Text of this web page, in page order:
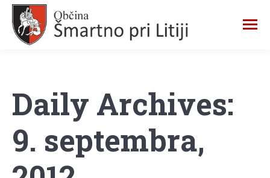
Daily Archives:
9. septembra,